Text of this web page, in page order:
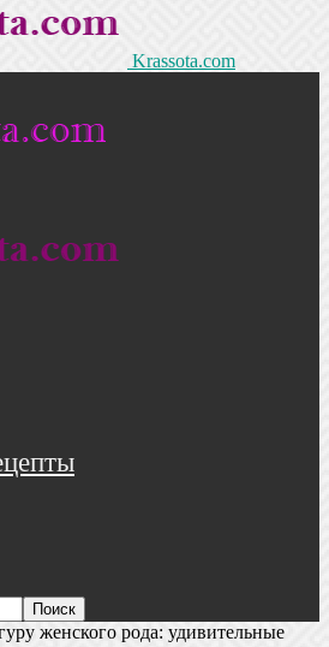
Krassota.com
женского рода: удивительные